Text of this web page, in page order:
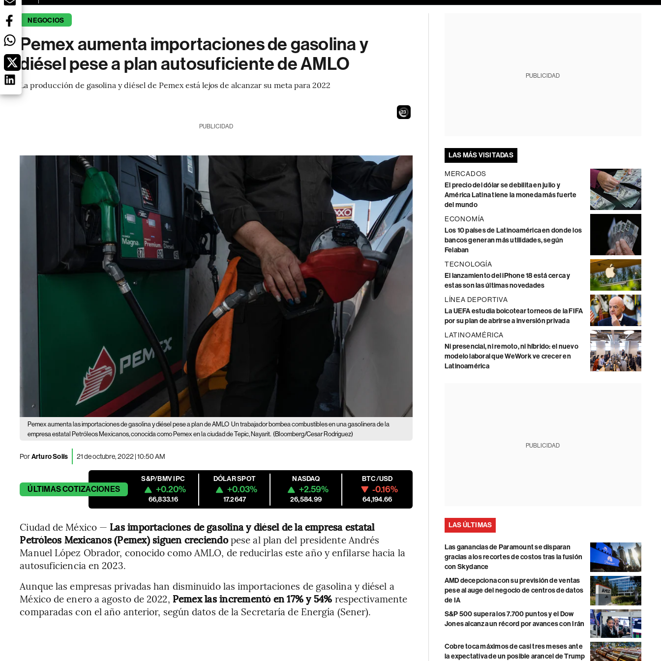
NEGOCIOS
Pemex aumenta importaciones de gasolina y
diésel pese a plan autosuficiente de AMLO
La producción de gasolina y diésel de Pemex está lejos de alcanzar su meta para 2022
21
PUBLICIDAD
Pemex aumenta las importaciones de gasolina y diésel pese a plan de AMLO Un trabajador bombea combustibles en una gasolinera de la
empresa estatal Petróleos Mexicanos, conocida como Pemex en la ciudad de Tepic, Nayarit. (Bloomberg/Cesar Rodriguez)
PorArturo Solís 21 de octubre, 2022 | 10:50 AM
ÚLTIMASCOTIZACIONES
S&P/BMV IPC
+0.20%
66,833.16
DÓLAR SPOT
+0.03%
17.2647
NASDAQ
+2.59%
26,584.99
BTC/USD
-0.16%
64,194.66
Ciudad de México — Las importaciones de gasolina y diésel de la empresa estatal
Petróleos Mexicanos (Pemex) siguen creciendopese al plan del presidente Andrés
Manuel López Obrador, conocido como AMLO, de reducirlas este año y enfilarse hacia la
autosuficiencia en 2023.
Aunque las empresas privadas han disminuido las importaciones de gasolina y diésel a
México de enero a agosto de 2022, Pemex las incrementó en 17% y 54% respectivamente
comparadas con el año anterior, según datos de la Secretaría de Energía (Sener).
PUBLICIDAD
LAS MÁS VISITADAS
MERCADOS
El precio del dólar se debilita en julio y
América Latina tiene la moneda más fuerte
del mundo
ECONOMÍA
Los 10 países de Latinoamérica en donde los
bancos generan más utilidades, según
Felaban
TECNOLOGÍA
El lanzamiento del iPhone 18 está cerca y
estas son las últimas novedades
LÍNEA DEPORTIVA
La UEFA estudia boicotear torneos de la FIFA
por su plan de abrirse a inversión privada
LATINOAMÉRICA
Ni presencial, ni remoto, ni híbrido: el nuevo
modelo laboral que WeWork ve crecer en
Latinoamérica
PUBLICIDAD
LAS ÚLTIMAS
Las ganancias de Paramount se disparan
gracias a los recortes de costos tras la fusión
con Skydance
AMD decepciona con su previsión de ventas
pese al auge del negocio de centros de datos
de IA
S&P 500 supera los 7.700 puntos y el Dow
Jones alcanza un récord por avances con Irán
Cobre toca máximos de casi tres meses ante
la expectativa de un posible arancel de Trump